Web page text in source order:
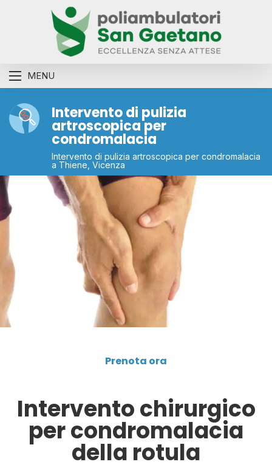
Intervento di pulizia
artroscopica per
condromalacia
Intervento di pulizia artroscopica per condromalacia
a Thiene, Vicenza
Prenota ora
Intervento chirurgico
per condromalacia
della rotula
MENU